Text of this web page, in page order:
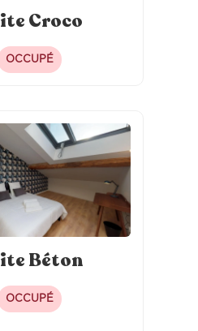
Croco
OCCUPÉ
Béton
OCCUPÉ